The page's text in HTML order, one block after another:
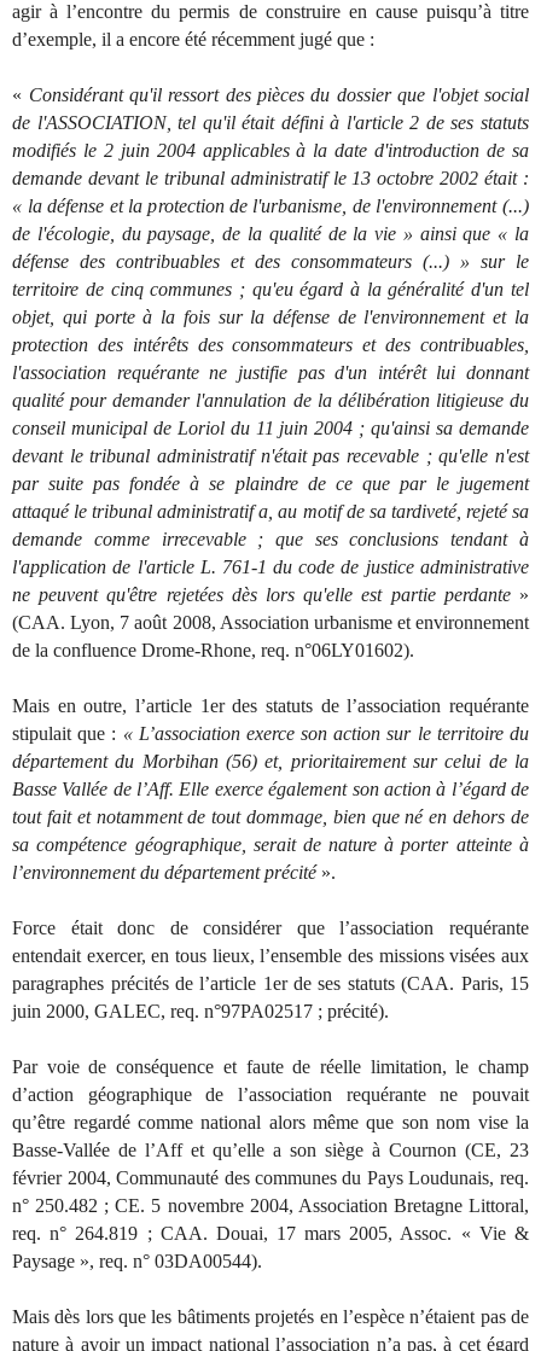
agir à l’encontre du permis de construire en cause puisqu’à titre
d’exemple, il a encore été récemment jugé que :
« Considérant qu'il ressort des pièces du dossier que l'objet social
de l'ASSOCIATION, tel qu'il était défini à l'article 2 de ses statuts
modifiés le 2 juin 2004 applicables à la date d'introduction de sa
demande devant le tribunal administratif le 13 octobre 2002 était :
« la défense et la protection de l'urbanisme, de l'environnement (...)
de l'écologie, du paysage, de la qualité de la vie » ainsi que « la
défense des contribuables et des consommateurs (...) » sur le
territoire de cinq communes ; qu'eu égard à la généralité d'un tel
objet, qui porte à la fois sur la défense de l'environnement et la
protection des intérêts des consommateurs et des contribuables,
l'association requérante ne justifie pas d'un intérêt lui donnant
qualité pour demander l'annulation de la délibération litigieuse du
conseil municipal de Loriol du 11 juin 2004 ; qu'ainsi sa demande
devant le tribunal administratif n'était pas recevable ; qu'elle n'est
par suite pas fondée à se plaindre de ce que par le jugement
attaqué le tribunal administratif a, au motif de sa tardiveté, rejeté sa
demande comme irrecevable ; que ses conclusions tendant à
l'application de l'article L. 761-1 du code de justice administrative
ne peuvent qu'être rejetées dès lors qu'elle est partie perdante»
(CAA. Lyon, 7 août 2008, Association urbanisme et environnement
de la confluence Drome-Rhone, req. n°06LY01602).
Mais en outre, l’article 1er des statuts de l’association requérante
stipulait que : « L’association exerce son action sur le territoire du
département du Morbihan (56) et, prioritairement sur celui de la
Basse Vallée de l’Aff. Elle exerce également son action à l’égard de
tout fait et notamment de tout dommage, bien que né en dehors de
sa compétence géographique, serait de nature à porter atteinte à
l’environnement du département précité».
Force était donc de considérer que l’association requérante
entendait exercer, en tous lieux, l’ensemble des missions visées aux
paragraphes précités de l’article 1er de ses statuts (CAA. Paris, 15
juin 2000, GALEC, req. n°97PA02517 ; précité).
Par voie de conséquence et faute de réelle limitation, le champ
d’action géographique de l’association requérante ne pouvait
qu’être regardé comme national alors même que son nom vise la
Basse-Vallée de l’Aff et qu’elle a son siège à Cournon (CE, 23
février 2004, Communauté des communes du Pays Loudunais, req.
n° 250.482 ; CE. 5 novembre 2004, Association Bretagne Littoral,
req. n° 264.819 ; CAA. Douai, 17 mars 2005, Assoc. « Vie &
Paysage », req. n° 03DA00544).
Mais dès lors que les bâtiments projetés en l’espèce n’étaient pas de
nature à avoir un impact national l’association n’a pas, à cet égard